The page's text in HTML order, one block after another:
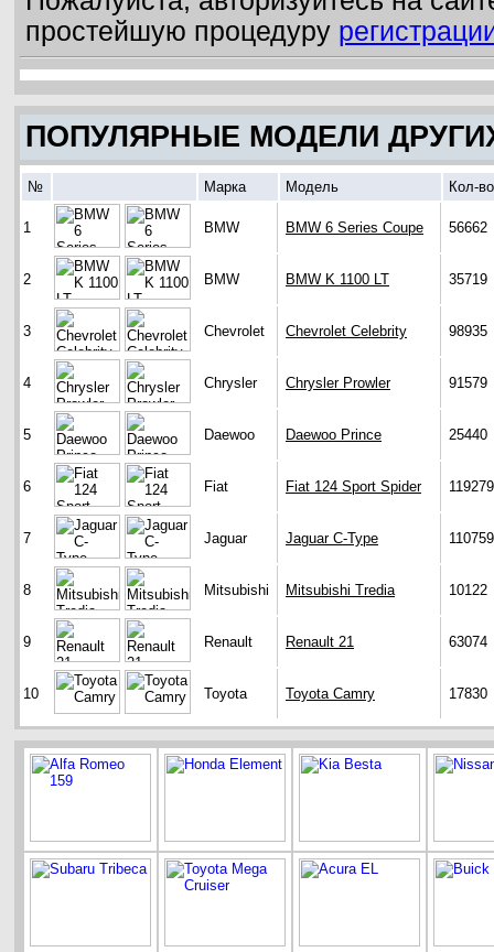
простейшую процедуру
ПОПУЛЯРНЫЕ МОДЕЛИ
№ Марка Модель Кол-
1 BMW BMW 6 Series Coupe 56662
2 BMW BMW K 1100 LT 35719
3 Chevrolet Chevrolet Celebrity 98935
4 Chrysler Chrysler Prowler 91579
5 Daewoo Daewoo Prince 25440
6 Fiat Fiat 124 Sport Spider 119279
7 Jaguar Jaguar C-Type 110759
8 Mitsubishi Mitsubishi Tredia 10122
9 Renault Renault 21 63074
10 Toyota Toyota Camry 17830